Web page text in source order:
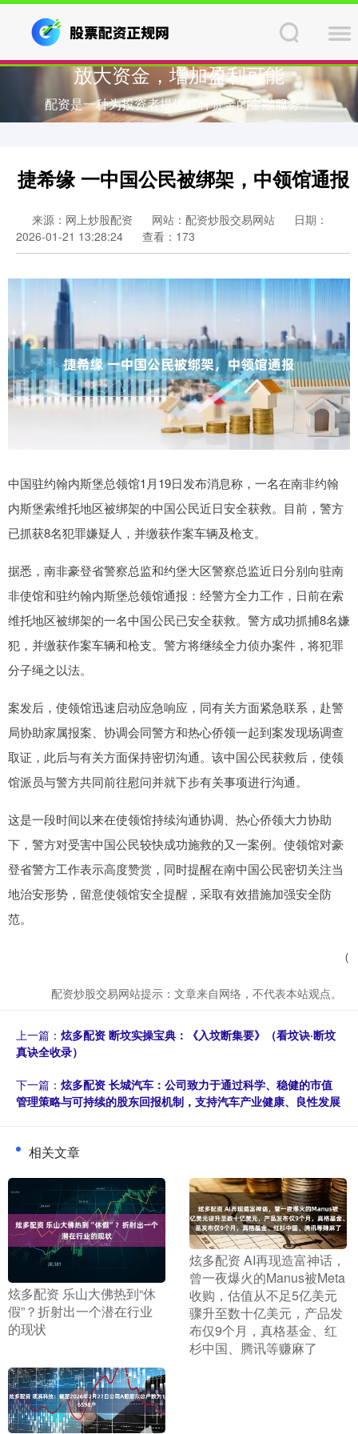
放大资金，增加盈利可能
配资是一种为投资者提供杠杆资金的金融服务！
捷希缘 一中国公民被绑架，中领馆通报
来源：网上炒股配资 网站：配资炒股交易网站
日期：
2026-01-21 13:28:24
查看：173
中国驻约翰内斯堡总领馆1月19日发布消息称，一名在南非约翰
内斯堡索维托地区被绑架的中国公民近日安全获救。目前，警方
已抓获8名犯罪嫌疑人，并缴获作案车辆及枪支。
据悉，南非豪登省警察总监和约堡大区警察总监近日分别向驻南
非使馆和驻约翰内斯堡总领馆通报：经警方全力工作，日前在索
维托地区被绑架的一名中国公民已安全获救。警方成功抓捕8名嫌
犯，并缴获作案车辆和枪支。警方将继续全力侦办案件，将犯罪
分子绳之以法。
案发后，使领馆迅速启动应急响应，同有关方面紧急联系，赴警
局协助家属报案、协调会同警方和热心侨领一起到案发现场调查
取证，此后与有关方面保持密切沟通。该中国公民获救后，使领
馆派员与警方共同前往慰问并就下步有关事项进行沟通。
这是一段时间以来在使领馆持续沟通协调、热心侨领大力协助
下，警方对受害中国公民较快成功施救的又一案例。使领馆对豪
登省警方工作表示高度赞赏，同时提醒在南中国公民密切关注当
地治安形势，留意使领馆安全提醒，采取有效措施加强安全防
范。
（
配资炒股交易网站提示：文章来自网络，不代表本站观点。
上一篇： 炫多配资 断坟实操宝典：《入坟断集要》（看坟诀·断坟
真诀全收录）
下一篇： 炫多配资 长城汽车：公司致力于通过科学、稳健的市值
管理策略与可持续的股东回报机制，支持汽车产业健康、良性发展
相关文章
​炫多配资 乐山大佛热到“休
假”？折射出一个潜在行业
的现状
​炫多配资 AI再现造富神话，
曾一夜爆火的Manus被Meta
收购，估值从不足5亿美元
骤升至数十亿美元，产品发
布仅9个月，真格基金、红
杉中国、腾讯等赚麻了